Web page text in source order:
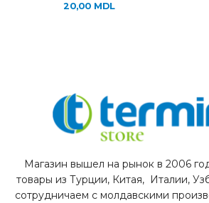
20,00 MDL
Магазин вышел на рынок в 2006
товары из Турции, Китая, Италии,
сотрудничаем с молдавскими